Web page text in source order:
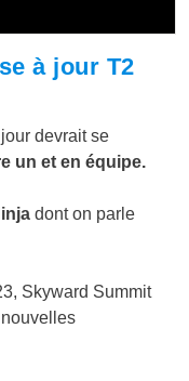
à jour T2
devrait se
un et en équipe.
dont on parle
Skyward Summit